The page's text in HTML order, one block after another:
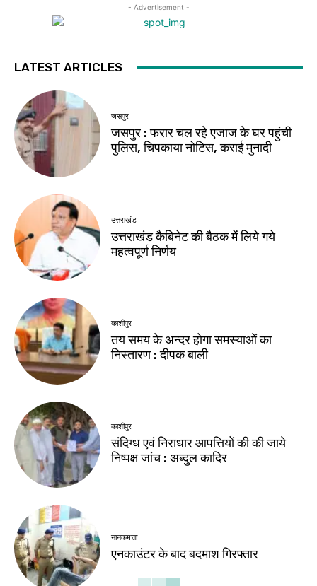
- Advertisement -
LATEST ARTICLES
जसपुर
जसपुर : फरार चल रहे एजाज के घर पहुंची
पुलिस, चिपकाया नोटिस, कराई मुनादी
उत्तराखंड
उत्तराखंड कैबिनेट की बैठक में लिये गये
महत्वपूर्ण निर्णय
काशीपुर
तय समय के अन्दर होगा समस्याओं का
निस्तारण : दीपक बाली
काशीपुर
संदिग्ध एवं निराधार आपत्तियों की की जाये
निष्पक्ष जांच : अब्दुल कादिर
नानकमत्ता
एनकाउंटर के बाद बदमाश गिरफ्तार